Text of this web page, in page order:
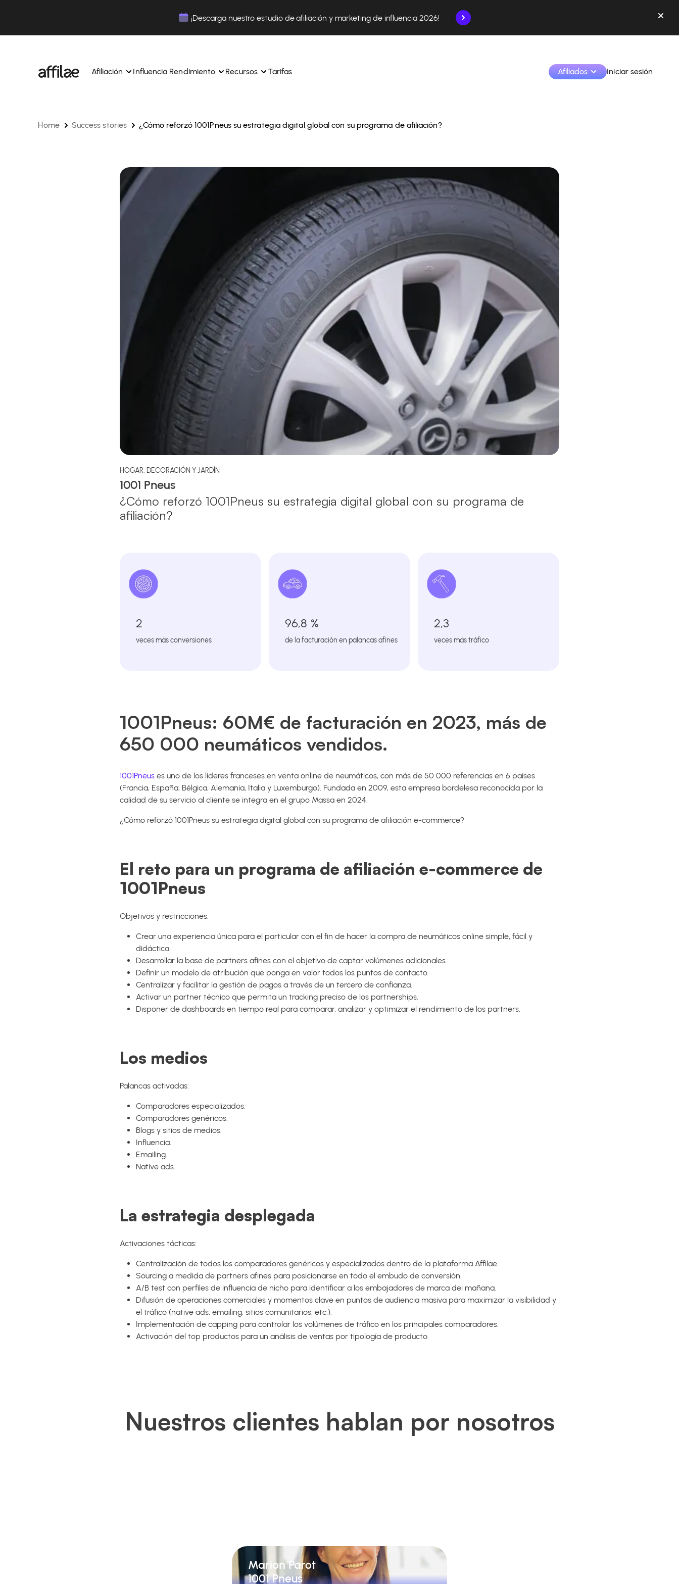
¡Descarga nuestro estudio de afiliación y marketing de influencia 2026!
Afiliación
Gestione sus campañas y afiliados desde una única
Realice un seguimiento y gestione los pagos de sus
afiliados con total sencillez.
Monitoriza y gestiona los pagos de tus afiliados con
total sencillez.
Influencia Rendimiento
Gestiona tus campañas y TikTok Shop desde un solo
Realiza un seguimiento de tus ingresos y
colaboraciones desde la aplicación.
Monitoriza y gestiona los pagos de tus afiliados con
Recursos
Aprende a utilizar la plataforma paso a paso
Sigue nuestros consejos, noticias y tendencias del
Tarifas Afiliados
app
Iniciar sesión
Home Success stories ¿Cómo reforzó 1001Pneus su estrategia digital global con su programa de afiliación?
HOGAR, DECORACIÓN Y JARDÍN
1001 Pneus
¿Cómo reforzó 1001Pneus su estrategia digital global con su programa de
afiliación?
2
veces más conversiones
96,8 %
de la facturación en palancas afines
2,3
veces más tráfico
1001Pneus: 60M€ de facturación en 2023, más de
650 000 neumáticos vendidos.
1001Pneus es uno de los líderes franceses en venta online de neumáticos, con más de 50 000 referencias en 6 países
(Francia, España, Bélgica, Alemania, Italia y Luxemburgo). Fundada en 2009, esta empresa bordelesa reconocida por la
calidad de su servicio al cliente se integra en el grupo Massa en 2024.
¿Cómo reforzó 1001Pneus su estrategia digital global con su programa de afiliación e-commerce?
El reto para un programa de afiliación e-commerce de
1001Pneus
Objetivos y restricciones:
Crear una experiencia única para el particular con el fin de hacer la compra de neumáticos online simple, fácil y
didáctica.
Desarrollar la base de partners afines con el objetivo de captar volúmenes adicionales.
Definir un modelo de atribución que ponga en valor todos los puntos de contacto.
Centralizar y facilitar la gestión de pagos a través de un tercero de confianza.
Activar un partner técnico que permita un tracking preciso de los partnerships.
Disponer de dashboards en tiempo real para comparar, analizar y optimizar el rendimiento de los partners.
Los medios
Palancas activadas:
Comparadores especializados.
Comparadores genéricos.
Blogs y sitios de medios.
Influencia.
Emailing.
Native ads.
La estrategia desplegada
Activaciones tácticas:
Centralización de todos los comparadores genéricos y especializados dentro de la plataforma Affilae.
Sourcing a medida de partners afines para posicionarse en todo el embudo de conversión.
A/B test con perfiles de influencia de nicho para identificar a los embajadores de marca del mañana.
Difusión de operaciones comerciales y momentos clave en puntos de audiencia masiva para maximizar la visibilidad y
el tráfico (native ads, emailing, sitios comunitarios, etc.).
Implementación de capping para controlar los volúmenes de tráfico en los principales comparadores.
Activación del top productos para un análisis de ventas por tipología de producto.
Nuestros clientes hablan por nosotros
Marion Parot
1001 Pneus